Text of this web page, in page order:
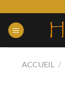
content
ACCUEIL /